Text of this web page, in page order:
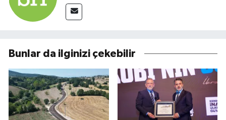
Bunlar da ilginizi çekebilir